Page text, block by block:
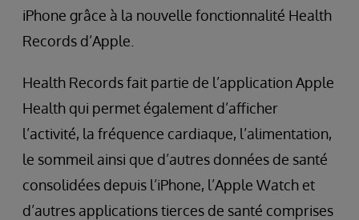
iPhone grâce à la nouvelle fonctionnalité Health
Records d’Apple.
Health Records fait partie de l’application Apple
Health qui permet également d’afficher
l’activité, la fréquence cardiaque, l’alimentation,
le sommeil ainsi que d’autres données de santé
consolidées depuis l’iPhone, l’Apple Watch et
d’autres applications tierces de santé comprises